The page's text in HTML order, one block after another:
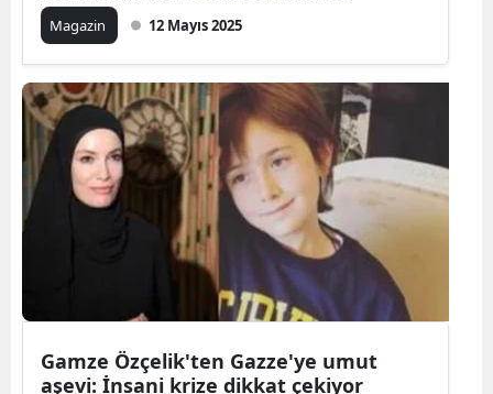
Magazin 12 Mayıs 2025
Gamze Özçelik'ten Gazze'ye umut
aşevi: İnsani krize dikkat çekiyor